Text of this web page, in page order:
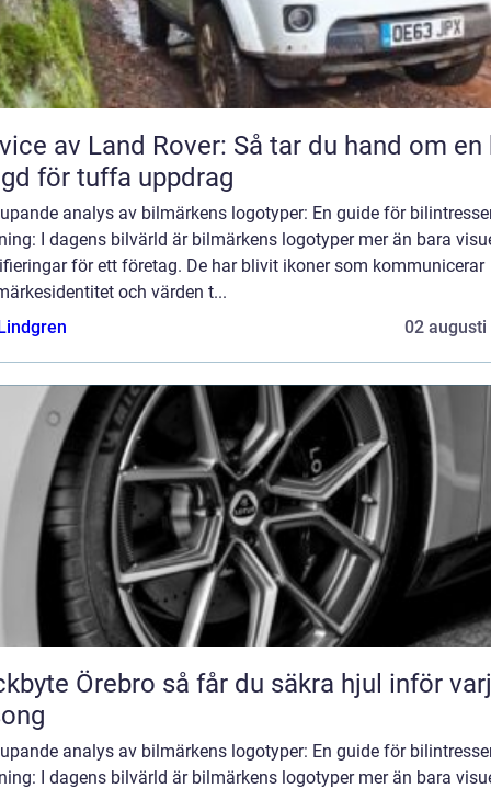
av Land Rover: Så tar du hand om en
för tuffa uppdrag
analys av bilmärkens logotyper: En guide för
I dagens bilvärld är bilmärkens logotyper mer än bara
för ett företag. De har blivit ikoner som kommunicerar
och värden t...
02 augusti
så får du säkra hjul inför varje
analys av bilmärkens logotyper: En guide för
I dagens bilvärld är bilmärkens logotyper mer än bara